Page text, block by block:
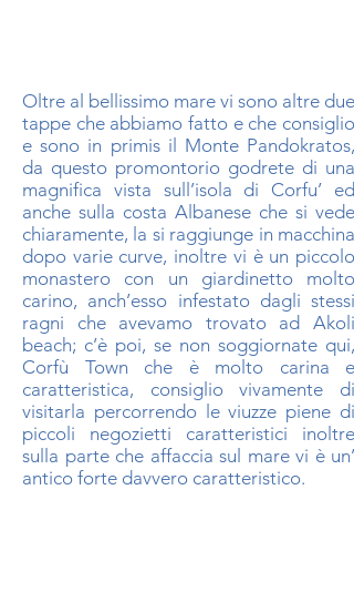
Oltre al bellissimo mare vi sono altre due
tappe che abbiamo fatto e che consiglio
e sono in primis il Monte Pandokratos,
da questo promontorio godrete di una
magnifica vista sull’isola di Corfu’ ed
anche sulla costa Albanese che si vede
chiaramente, la si raggiunge in macchina
dopo varie curve, inoltre vi è un piccolo
monastero con un giardinetto molto
carino, anch’esso infestato dagli stessi
ragni che avevamo trovato ad Akoli
beach; c’è poi, se non soggiornate qui,
Corfù Town che è molto carina e
caratteristica, consiglio vivamente di
visitarla percorrendo le viuzze piene di
piccoli negozietti caratteristici inoltre
sulla parte che affaccia sul mare vi è un’
antico forte davvero caratteristico.